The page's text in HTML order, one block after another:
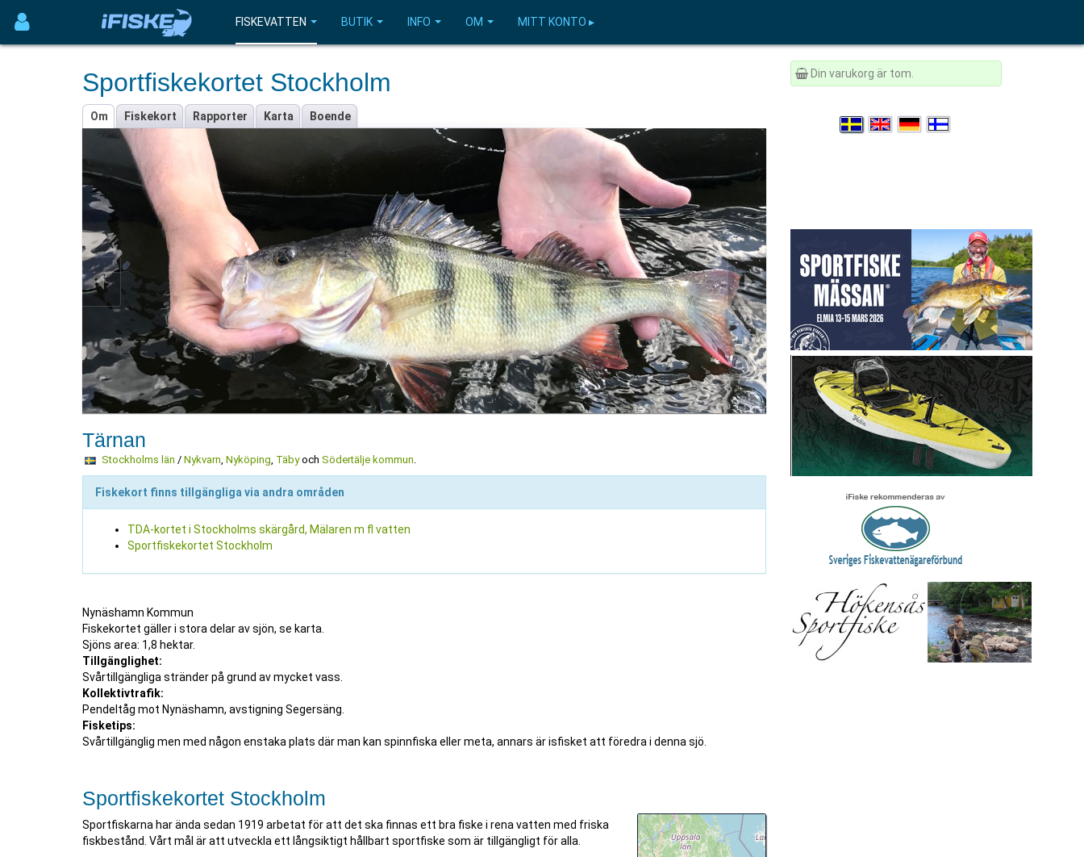
FISKEVATTEN BUTIK INFO OM MITT KONTO ▸
Sportfiskekortet Stockholm
Om Fiskekort Rapporter Karta Boende
Tärnan
Stockholms län / Nykvarn, Nyköping, Täbyoch Södertälje kommun.
Fiskekort finns tillgängliga via andra områden
TDA-kortet i Stockholms skärgård, Mälaren m fl vatten
Sportfiskekortet Stockholm
Nynäshamn Kommun
Fiskekortet gäller i stora delar av sjön, se karta.
Sjöns area: 1,8 hektar.
Tillgänglighet:
Svårtillgängliga stränder på grund av mycket vass.
Kollektivtrafik:
Pendeltåg mot Nynäshamn, avstigning Segersäng.
Fisketips:
Svårtillgänglig men med någon enstaka plats där man kan spinnfiska eller meta, annars är isfisket att föredra i denna sjö.
Sportfiskekortet Stockholm
Sportfiskarna har ända sedan 1919 arbetat för att det ska finnas ett bra fiske i rena vatten med friska
fiskbestånd. Vårt mål är att utveckla ett långsiktigt hållbart sportfiske som är tillgängligt för alla.
Din varukorg är tom.